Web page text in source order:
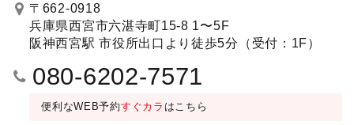
〒662-0918
兵庫県西宮市六湛寺町15-8 1〜5F
阪神西宮駅 市役所出口より徒歩5分（受付：1F）
080-6202-7571
便利なWEB予約すぐカラ はこちら